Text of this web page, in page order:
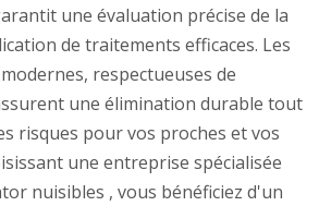
une évaluation précise de la
de traitements efficaces. Les
respectueuses de
une élimination durable tout
risques pour vos proches et vos
une entreprise spécialisée
nuisibles , vous bénéficiez d'un